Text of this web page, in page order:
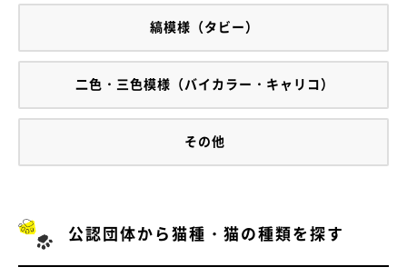
縞模様（タビー）
二色・三色模様（バイカラー・キャリコ）
その他
公認団体から猫種・猫の種類を探す